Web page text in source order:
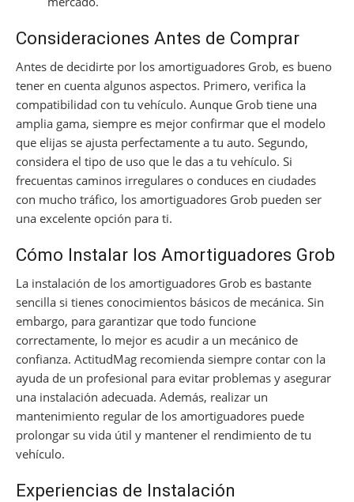
Consideraciones Antes de Comprar
Antes de decidirte por los amortiguadores Grob, es bueno
tener en cuenta algunos aspectos. Primero, verifica la
compatibilidad con tu vehículo. Aunque Grob tiene una
amplia gama, siempre es mejor confirmar que el modelo
que elijas se ajusta perfectamente a tu auto. Segundo,
considera el tipo de uso que le das a tu vehículo. Si
frecuentas caminos irregulares o conduces en ciudades
con mucho tráfico, los amortiguadores Grob pueden ser
una excelente opción para ti.
Cómo Instalar los Amortiguadores Grob
La instalación de los amortiguadores Grob es bastante
sencilla si tienes conocimientos básicos de mecánica. Sin
embargo, para garantizar que todo funcione
correctamente, lo mejor es acudir a un mecánico de
confianza. ActitudMag recomienda siempre contar con la
ayuda de un profesional para evitar problemas y asegurar
una instalación adecuada. Además, realizar un
mantenimiento regular de los amortiguadores puede
prolongar su vida útil y mantener el rendimiento de tu
vehículo.
Experiencias de Instalación